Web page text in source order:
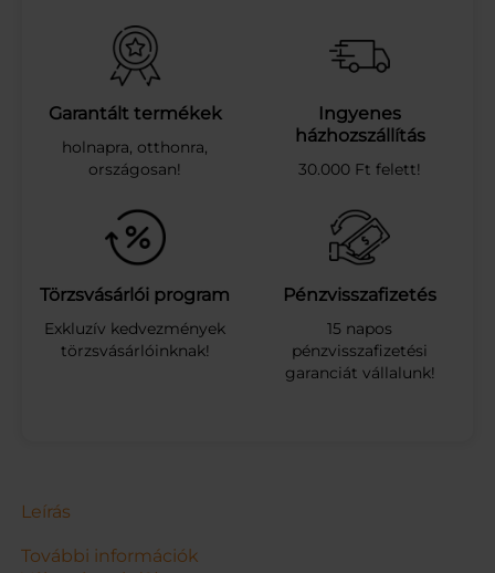
e
t
e
a
é
l
z
á
r
í
t
ó
z
ó
Garantált termékek
holnapra, otthonra,
országosan!
Ingyenes
házhozszállítás
30.000 Ft felett!
Törzsvásárlói program
Exkluzív kedvezmények
törzsvásárlóinknak!
Pénzvisszafizetés
15 napos
pénzvisszafizetési
garanciát vállalunk!
Leírás
További információk